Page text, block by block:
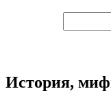
История,